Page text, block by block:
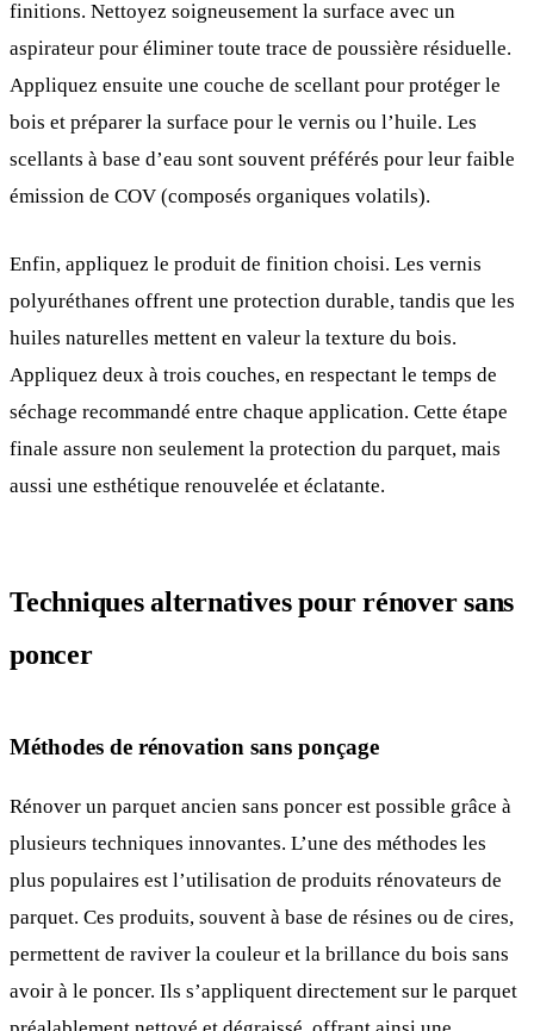
finitions. Nettoyez soigneusement la surface avec un
aspirateur pour éliminer toute trace de poussière résiduelle.
Appliquez ensuite une couche de scellant pour protéger le
bois et préparer la surface pour le vernis ou l’huile. Les
scellants à base d’eau sont souvent préférés pour leur faible
émission de COV (composés organiques volatils).
Enfin, appliquez le produit de finition choisi. Les vernis
polyuréthanes offrent une protection durable, tandis que les
huiles naturelles mettent en valeur la texture du bois.
Appliquez deux à trois couches, en respectant le temps de
séchage recommandé entre chaque application. Cette étape
finale assure non seulement la protection du parquet, mais
aussi une esthétique renouvelée et éclatante.
Techniques alternatives pour rénover sans
poncer
Méthodes de rénovation sans ponçage
Rénover un parquet ancien sans poncer est possible grâce à
plusieurs techniques innovantes. L’une des méthodes les
plus populaires est l’utilisation de produits rénovateurs de
parquet. Ces produits, souvent à base de résines ou de cires,
permettent de raviver la couleur et la brillance du bois sans
avoir à le poncer. Ils s’appliquent directement sur le parquet